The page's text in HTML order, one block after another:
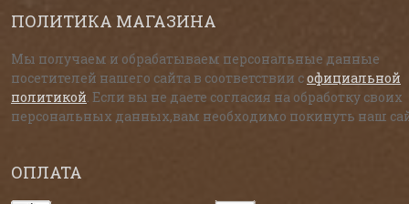
ПОЛИТИКА МАГАЗИНА
Мы получаем и обрабатываем персональные данные
посетителей нашего сайта в соответствии софициальной
политикой . Если вы не даете согласия на обработку своих
персональных данных,вам необходимо покинуть наш
ОПЛАТА